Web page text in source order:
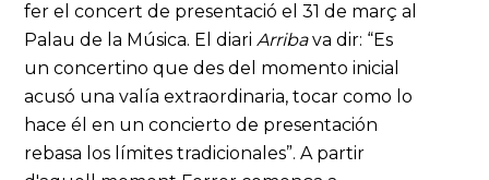
fer el concert de presentació el 31 de març al
Palau de la Música. El diariArribava dir: “Es
un concertino que des del momento inicial
acusó una valía extraordinaria, tocar como lo
hace él en un concierto de presentación
rebasa los límites tradicionales”. A partir